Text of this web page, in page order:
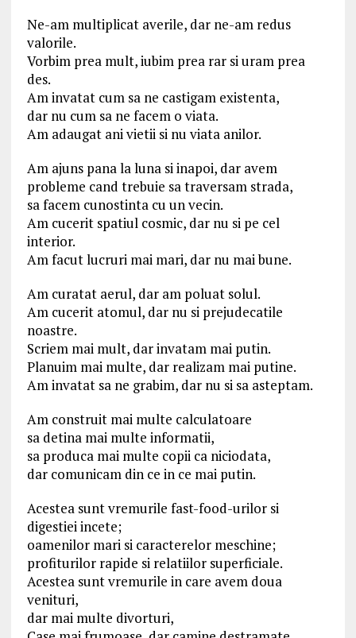
Ne-am multiplicat averile, dar ne-am redus
valorile.
Vorbim prea mult, iubim prea rar si uram prea
des.
Am invatat cum sa ne castigam existenta,
dar nu cum sa ne facem o viata.
Am adaugat ani vietii si nu viata anilor.
Am ajuns pana la luna si inapoi, dar avem
probleme cand trebuie sa traversam strada,
sa facem cunostinta cu un vecin.
Am cucerit spatiul cosmic, dar nu si pe cel
interior.
Am facut lucruri mai mari, dar nu mai bune.
Am curatat aerul, dar am poluat solul.
Am cucerit atomul, dar nu si prejudecatile
noastre.
Scriem mai mult, dar invatam mai putin.
Planuim mai multe, dar realizam mai putine.
Am invatat sa ne grabim, dar nu si sa asteptam.
Am construit mai multe calculatoare
sa detina mai multe informatii,
sa produca mai multe copii ca niciodata,
dar comunicam din ce in ce mai putin.
Acestea sunt vremurile fast-food-urilor si
digestiei incete;
oamenilor mari si caracterelor meschine;
profiturilor rapide si relatiilor superficiale.
Acestea sunt vremurile in care avem doua
venituri,
dar mai multe divorturi,